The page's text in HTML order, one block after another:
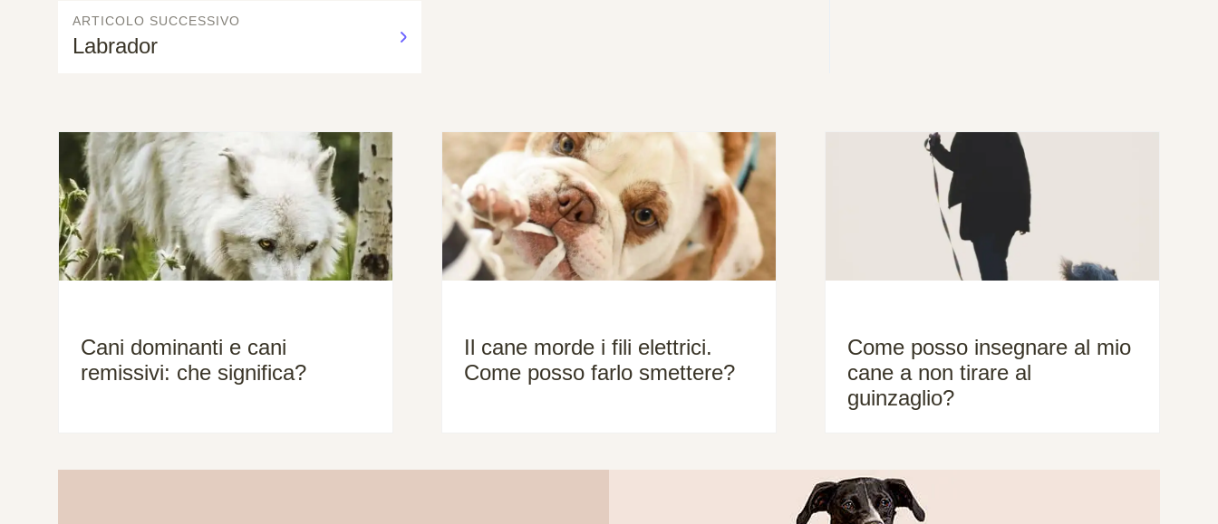
ARTICOLO SUCCESSIVO
Labrador
Cani dominanti e cani
remissivi: che significa?
Il cane morde i fili elettrici.
Come posso farlo smettere?
Come posso insegnare al mio
cane a non tirare al
guinzaglio?